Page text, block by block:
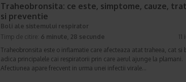
Traheobronsita: ce este, simptome, cauze,
si preventie
Boli ale sistemului respirator
Timp de citire: 6 minute, 28 secunde
Traheobronsita este o inflamatie care afecteaza atat traheea, cat si
adica principalele cai respiratorii prin care aerul ajunge la plamani.
Afectiunea apare frecvent in urma unei infectii virale…